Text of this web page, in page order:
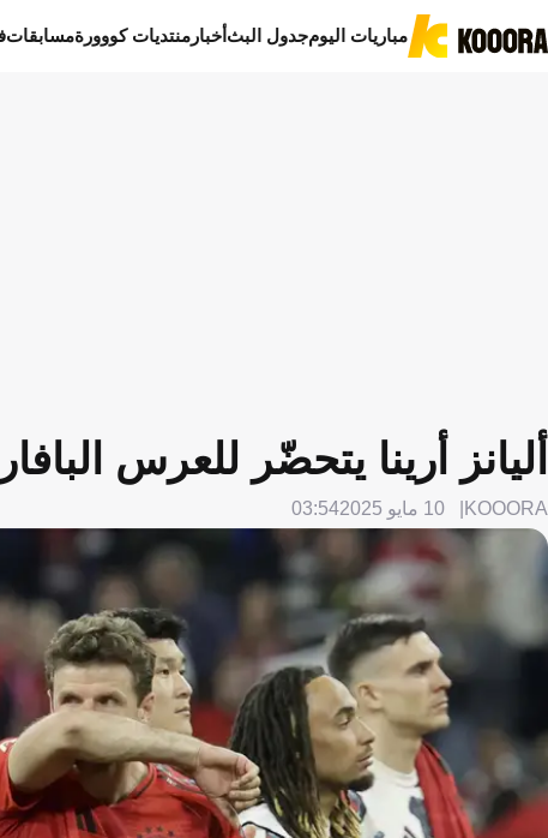
مباريات اليومجدول البثأخبار منتديات كووورةمسابقات
أليانز أرينا يتحضّر للعرس
KOOORA 10 مايو 2025 03:54